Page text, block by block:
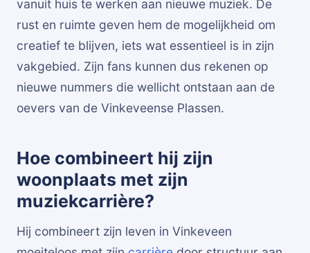
vanuit huis te werken aan nieuwe muziek. De
rust en ruimte geven hem de mogelijkheid om
creatief te blijven, iets wat essentieel is in zijn
vakgebied. Zijn fans kunnen dus rekenen op
nieuwe nummers die wellicht ontstaan aan de
oevers van de Vinkeveense Plassen.
Hoe combineert hij zijn
woonplaats met zijn
muziekcarrière?
Hij combineert zijn leven in Vinkeveen